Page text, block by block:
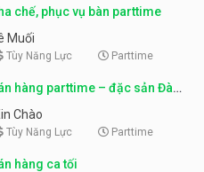
chế, phục vụ bàn parttime
Muối
Tùy Năng Lực Parttime
hàng parttime – đặc sản Đà
Chào
Tùy Năng Lực Parttime
hàng ca tối